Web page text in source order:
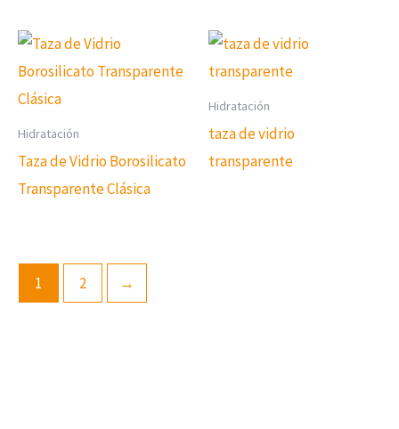
Hidratación
Taza de Vidrio Borosilicato
Transparente Clásica
Hidratación
taza de vidrio
transparente
1 2 →